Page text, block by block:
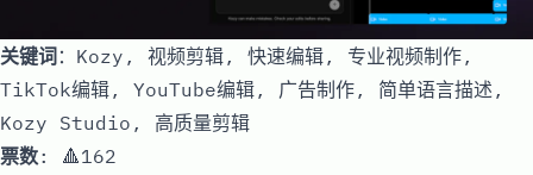
关键词：Kozy, 视频剪辑, 快速编辑, 专业视频制作,
TikTok编辑, YouTube编辑, 广告制作, 简单语言描述,
Kozy Studio, 高质量剪辑
票数: 🔺162